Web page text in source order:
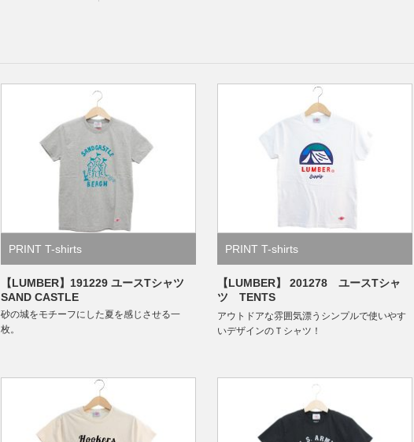
PRINT T-shirts
【LUMBER】191229 ユースTシャツ
SAND CASTLE
砂の城をモチーフにした夏を感じさせる一
枚。
PRINT T-shirts
【LUMBER】 201278 ユースTシャ
ツ TENTS
アウトドアな雰囲気漂うシンプルで使いやす
いデザインのＴシャツ！